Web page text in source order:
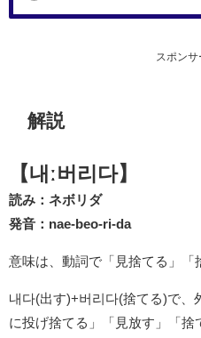
スポンサ
解説
【내ː버리다】
読み：ネボリダ
発音：nae-beo-ri-da
意味は、動詞で「見捨てる」「
내다(出す)+버리다(捨てる)で、
に投げ捨てる」「見放す」「捨